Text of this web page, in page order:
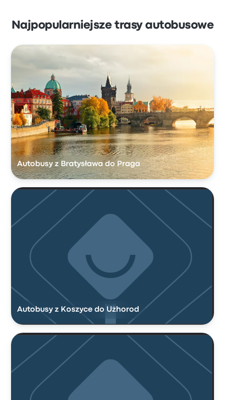
Najpopularniejsze trasy autobusowe
Autobusy z Bratysława do Praga
Autobusy z Koszyce do Użhorod